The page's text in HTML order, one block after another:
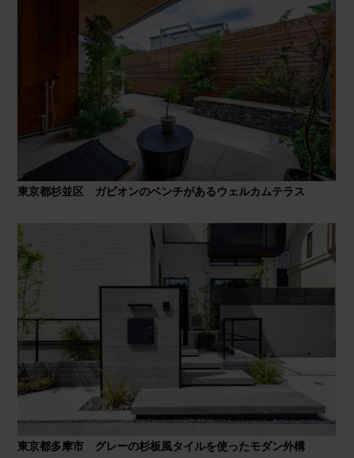
東京都杉並区 ガビオンのベンチがあるウェルカムテラス
東京都多摩市 グレーの杉板風タイルを使ったモダン外構